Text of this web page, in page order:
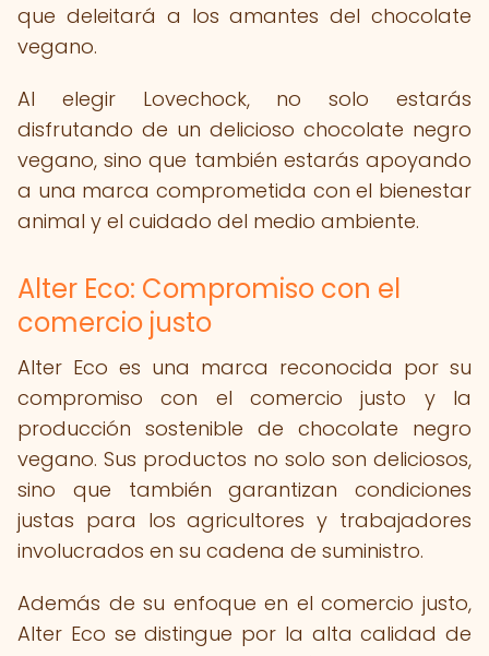
que deleitará a los amantes del chocolate
vegano.
Al elegir Lovechock, no solo estarás
disfrutando de un delicioso chocolate negro
vegano, sino que también estarás apoyando
a una marca comprometida con el bienestar
animal y el cuidado del medio ambiente.
Alter Eco: Compromiso con el
comercio justo
Alter Eco es una marca reconocida por su
compromiso con el comercio justo y la
producción sostenible de chocolate negro
vegano. Sus productos no solo son deliciosos,
sino que también garantizan condiciones
justas para los agricultores y trabajadores
involucrados en su cadena de suministro.
Además de su enfoque en el comercio justo,
Alter Eco se distingue por la alta calidad de